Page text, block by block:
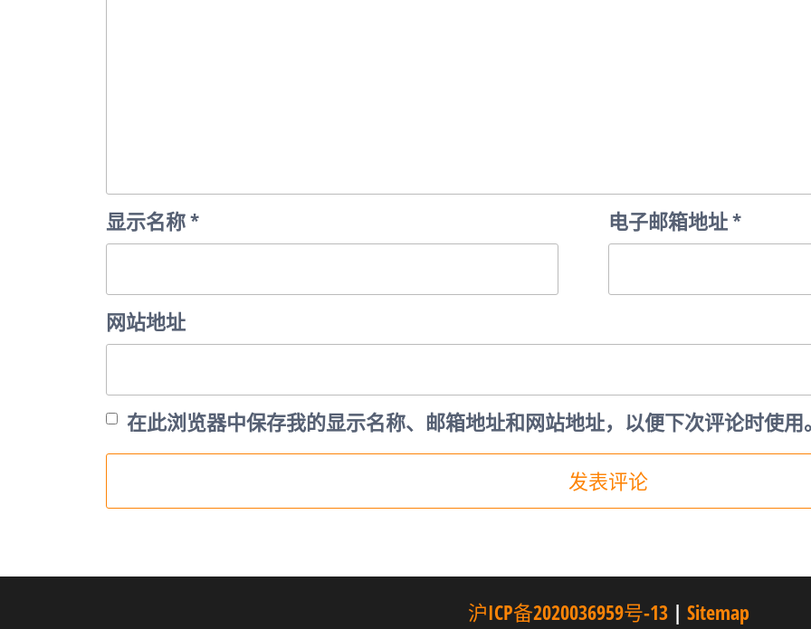
显示名称* 电子邮箱地址*
网站地址
在此浏览器中保存我的显示名称、邮箱地址和网站地址，以便下次评论时使用
沪ICP备2020036959号-13 | Sitemap